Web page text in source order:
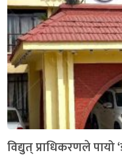
विद्युत् प्राधिकरणले